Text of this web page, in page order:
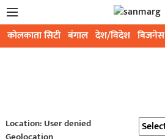
कोलकाता सिटी बंगाल देश/विदेश बिजनेस
Location: User denied